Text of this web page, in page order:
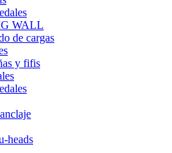
WALL
de cargas
y fifis
heads